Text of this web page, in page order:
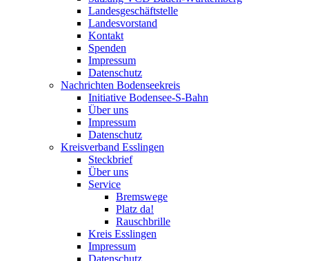
Landesgeschäftstelle
Landesvorstand
Kontakt
Spenden
Impressum
Datenschutz
Nachrichten Bodenseekreis
Initiative Bodensee-S-Bahn
Über uns
Impressum
Datenschutz
Kreisverband Esslingen
Steckbrief
Über uns
Service
Bremswege
Platz da!
Rauschbrille
Kreis Esslingen
Impressum
Datenschutz